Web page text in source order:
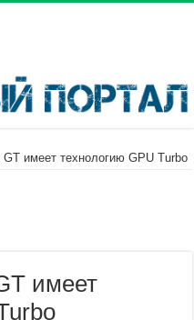
GT имеет технологию GPU Turbo
имеет